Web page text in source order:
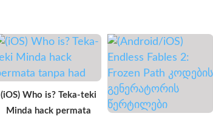
(iOS) Who is? Teka-teki
Minda hack permata